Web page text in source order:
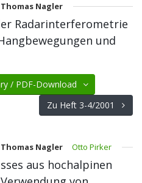
Thomas Nagler
Radarinterferometrie
und
/ PDF-Download
Zu Heft 3-4/2001
Thomas Nagler Otto Pirker
aus hochalpinen